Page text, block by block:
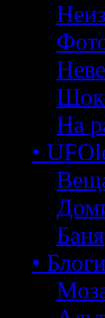
На
•
Баня
• Блоги